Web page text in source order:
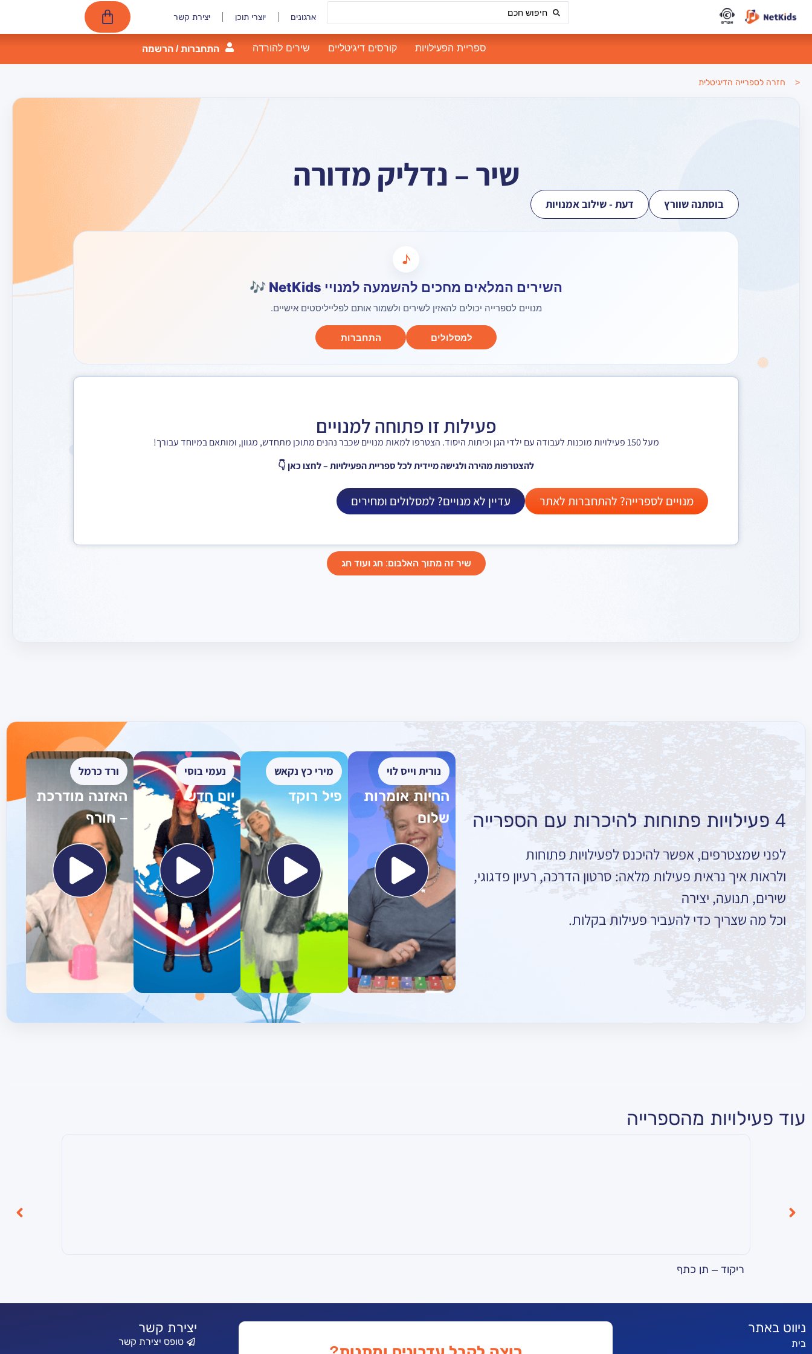
ארגונים יוצרי תוכן יצירת קשר
ספריית הפעילויות קורסים דיגיטליים שירים להורדה התחברות / הרשמה
< חזרה לספרייה הדיגיטלית
שיר – נדליק מדורה
בוסתנה שוורץ דעת - שילוב אמנויות
♪
השירים המלאים מחכים להשמעה למנויי NetKids 🎶
מנויים לספרייה יכולים להאזין לשירים ולשמור אותם לפלייליסטים אישיים.
למסלולים התחברות
פעילות זו פתוחה למנויים
מעל 150 פעילויות מוכנות לעבודה עם ילדי הגן וכיתות היסוד. הצטרפו למאות מנויים שכבר נהנים מתוכן מתחדש, מגוון, ומותאם במיוחד עבורך!
להצטרפות מהירה ולגישה מיידית לכל ספריית הפעילויות – לחצו כאן 👇
מנויים לספרייה? להתחברות לאתר עדיין לא מנויים? למסלולים ומחירים
שיר זה מתוך האלבום: חג ועוד חג
4 פעילויות פתוחות להיכרות עם הספרייה
לפני שמצטרפים, אפשר להיכנס לפעילויות פתוחות
ולראות איך נראית פעילות מלאה: סרטון הדרכה, רעיון פדגוגי,
שירים, תנועה, יצירה
וכל מה שצריך כדי להעביר פעילות בקלות.
נורית וייס לוי
החיות אומרות
שלום
מירי כץ נקאש
פיל רוקד
נעמי בוסי
יום חדש
ורד כרמל
האזנה מודרכת
– חורף
עוד פעילויות מהספרייה
ריקוד – תן כתף
ניווט באתר
בית
יצירת קשר
טופס יצירת קשר